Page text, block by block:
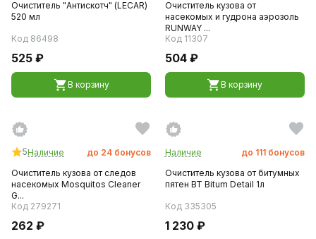
Очиститель "Антискотч" (LECAR)
520 мл
Код 86498
525 ₽
В корзину
Очиститель кузова от
насекомых и гудрона аэрозоль
RUNWAY ...
Код 11307
504 ₽
В корзину
5Наличие до 24 бонусов
Очиститель кузова от следов
насекомых Mosquitos Cleaner
G...
Код 279271
262 ₽
Наличие до 111 бонусов
Очиститель кузова от битумных
пятен BT Bitum Detail 1л
Код 335305
1 230 ₽